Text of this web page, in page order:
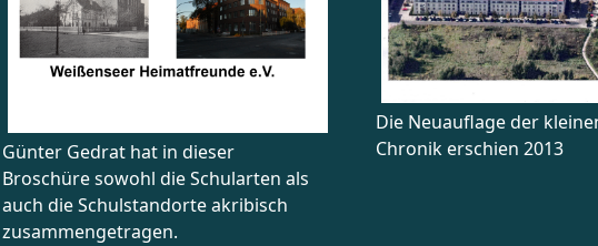
Günter Gedrat hat in dieser
Broschüre sowohl die Schularten als
auch die Schulstandorte akribisch
zusammengetragen.
Die Neuauflage der
Chronik erschien 2013